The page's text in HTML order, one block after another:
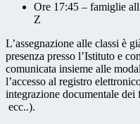
Ore 17:45 – famiglie
Z
L’assegnazione alle classi è
presenza presso l’Istituto e
comunicata insieme alle
l’accesso al registro
integrazione documentale
ecc..).